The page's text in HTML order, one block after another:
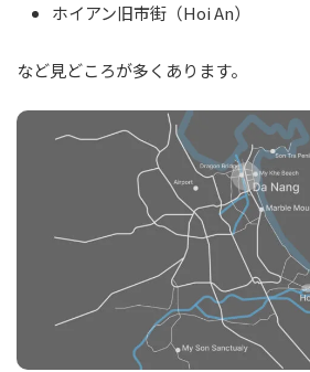
ホイアン旧市街（Hoi An）
など見どころが多くあります。